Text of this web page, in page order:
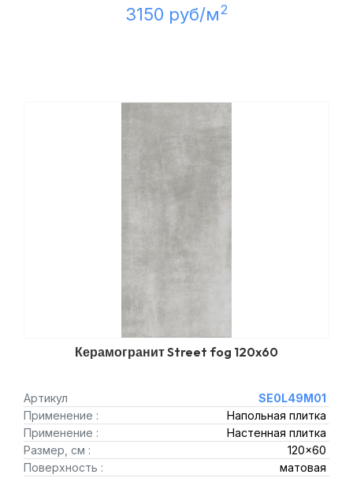
3150 руб/м2
Керамогранит Street fog 120x60
Артикул
SE0L49M01
Применение :
Напольная плитка
Применение :
Настенная плитка
Размер, см :
120x60
Поверхность :
матовая